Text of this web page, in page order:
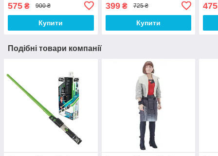
575 ₴ 900 ₴
Купити
399₴ 725 ₴
Купити
475
Подібні товари компанії